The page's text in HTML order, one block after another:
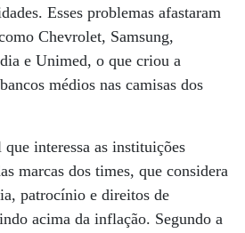
Esses problemas afastaram
Chevrolet, Samsung,
e Unimed, o que criou a
médios nas camisas dos
interessa as instituições
marcas dos times, que considera
patrocínio e direitos de
acima da inflação. Segundo a